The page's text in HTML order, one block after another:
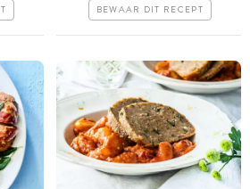
BEWAAR DIT RECEPT